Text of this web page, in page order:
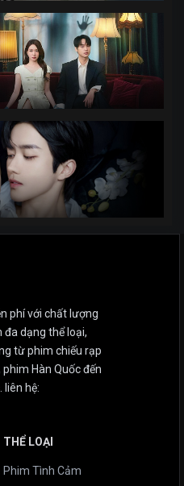
phí với chất lượng
đa dạng thể loại,
từ phim chiếu rạp
Hàn Quốc đến
liên hệ:
THỂ LOẠI
Phim Tình Cảm